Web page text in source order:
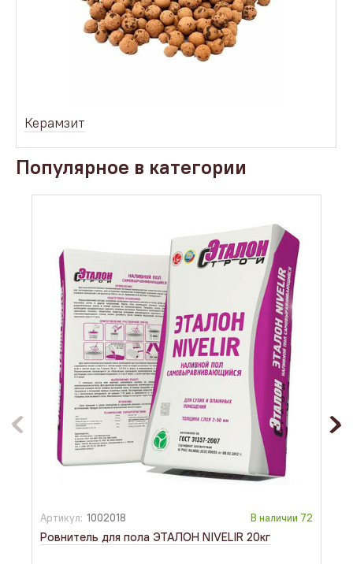
Керамзит
Популярное в категории
Артикул: 1002018 В наличии 72
Ровнитель для пола ЭТАЛОН NIVELIR 20кг